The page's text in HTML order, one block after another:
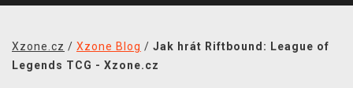
MERCHANDISE
Xzone.cz / Xzone Blog / Jak hrát Riftbound: League of
Legends TCG - Xzone.cz